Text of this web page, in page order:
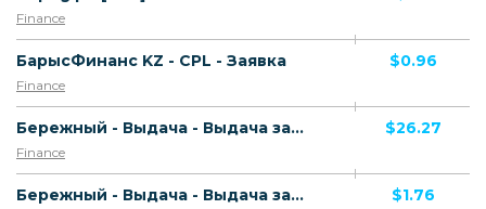
Finance
БарысФинанс KZ - CPL - Заявка
Finance
$0.96
Бережный - Выдача - Выдача займа от 2001р.
Finance
$26.27
Бережный - Выдача - Выдача займа на сумму менее 2000р. $1.76